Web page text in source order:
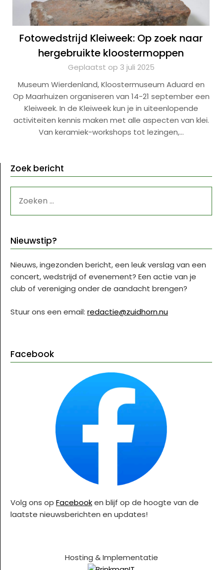
Fotowedstrijd Kleiweek: Op zoek naar
hergebruikte kloostermoppen
Geplaatst op 3 juli 2025
Museum Wierdenland, Kloostermuseum Aduard en
Op Maarhuizen organiseren van 14-21 september een
Kleiweek. In de Kleiweek kun je in uiteenlopende
activiteiten kennis maken met alle aspecten van klei.
Van keramiek-workshops tot lezingen,…
Zoek bericht
NAAR:
Nieuwstip?
Nieuws, ingezonden bericht, een leuk verslag van een
concert, wedstrijd of evenement? Een actie van je
club of vereniging onder de aandacht brengen?
Stuur ons een email: redactie@zuidhorn.nu
Facebook
Volg ons op Facebooken blijf op de hoogte van de
laatste nieuwsberichten en updates!
Hosting & Implementatie